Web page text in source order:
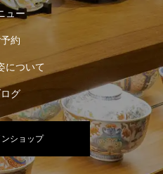
ュー
約
について
グ
ショップ